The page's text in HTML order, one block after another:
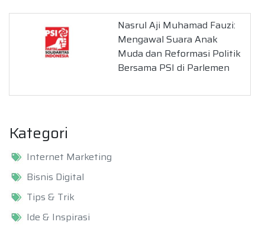
Nasrul Aji Muhamad Fauzi:
Mengawal Suara Anak
Muda dan Reformasi Politik
Bersama PSI di Parlemen
Kategori
Internet Marketing
Bisnis Digital
Tips & Trik
Ide & Inspirasi